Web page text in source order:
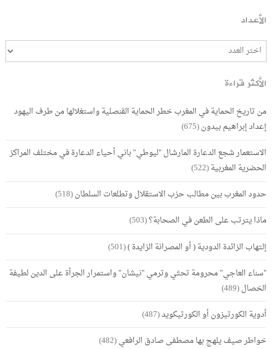
الأعداد
الأكثر قراءة
من تاريخ الحماية في المغرب خطر الحماية القنصلية واستغلالها من طرف اليهود
إعداد إبراهيم بيدون(675)
الاستعمار شجع الدعارة المارشال "ليوطي" باني أحياء الدعارة في مختلف المراكز
الحضرية المغربية(522)
حدود المغرب بين مطالب حزب الاستقلال وتطلعات السلطان(518)
ماذا يترتب على الطعن في الصحابة؟(503)
إلتهاب الزائدة الدودية ( أو المصرانة الزايدة )(501)
"سناء العاجي" محرومة تحثي وترمي "نيشان" واستمرار الجرأة على الدين لطيفة
الخصال(489)
أدوية الكورتيزون أو الكورتيكويد(487)
خواطر صيف يلهج بها مصطفى صادق الرافعي(482)